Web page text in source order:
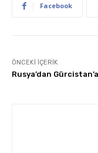
Facebook
ÖNCEKI İÇERIK
Rusya’dan